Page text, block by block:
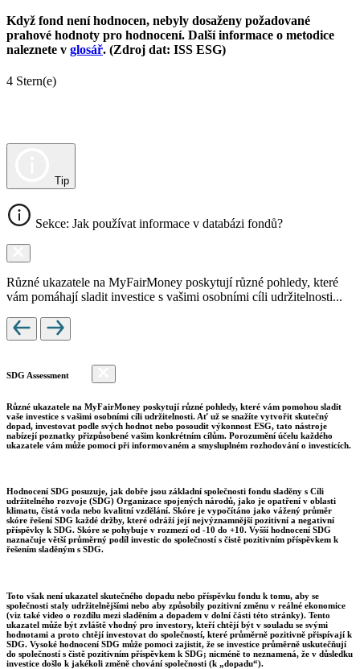
Když fond není hodnocen, nebyly dosaženy požadované
prahové hodnoty pro hodnocení. Další informace o metodice
naleznete v glosář. (Zdroj dat: ISS ESG)
4 Stern(e)
Tip
Sekce: Jak používat informace v databázi fondů?
Různé ukazatele na MyFairMoney poskytují různé pohledy, které
vám pomáhají sladit investice s vašimi osobními cíli udržitelnosti...
SDG Assessment
Různé ukazatele na MyFairMoney poskytují různé pohledy, které vám pomohou sladit
vaše investice s vašimi osobními cíli udržitelnosti. Ať už se snažíte vytvořit skutečný
dopad, investovat podle svých hodnot nebo posoudit výkonnost ESG, tato nástroje
nabízejí poznatky přizpůsobené vašim konkrétním cílům. Porozumění účelu každého
ukazatele vám může pomoci při informovaném a smysluplném rozhodování o investicích.
Hodnocení SDG posuzuje, jak dobře jsou základní společnosti fondu sladěny s Cíli
udržitelného rozvoje (SDG) Organizace spojených národů, jako je opatření v oblasti
klimatu, čistá voda nebo kvalitní vzdělání. Skóre je vypočítáno jako vážený průměr
skóre řešení SDG každé držby, které odráží její nejvýznamnější pozitivní a negativní
příspěvky k SDG. Skóre se pohybuje v rozmezí od -10 do +10. Vyšší hodnocení SDG
naznačuje větší průměrný podíl investic do společností s čistě pozitivním příspěvkem k
řešením sladěným s SDG.
Toto však není ukazatel skutečného dopadu nebo příspěvku fondu k tomu, aby se
společnosti staly udržitelnějšími nebo aby způsobily pozitivní změnu v reálné ekonomice
(viz také video o rozdílu mezi sladěním a dopadem v dolní části této stránky). Tento
ukazatel může být zvláště vhodný pro investory, kteří chtějí být v souladu se svými
hodnotami a proto chtějí investovat do společností, které průměrně pozitivně přispívají k
SDG. Vysoké hodnocení SDG může pomoci zajistit, že se investice průměrně uskutečňují
do společností s čistě pozitivním příspěvkem k SDG; nicméně to neznamená, že v důsledku
investice došlo k jakékoli změně chování společnosti (k „dopadu“).